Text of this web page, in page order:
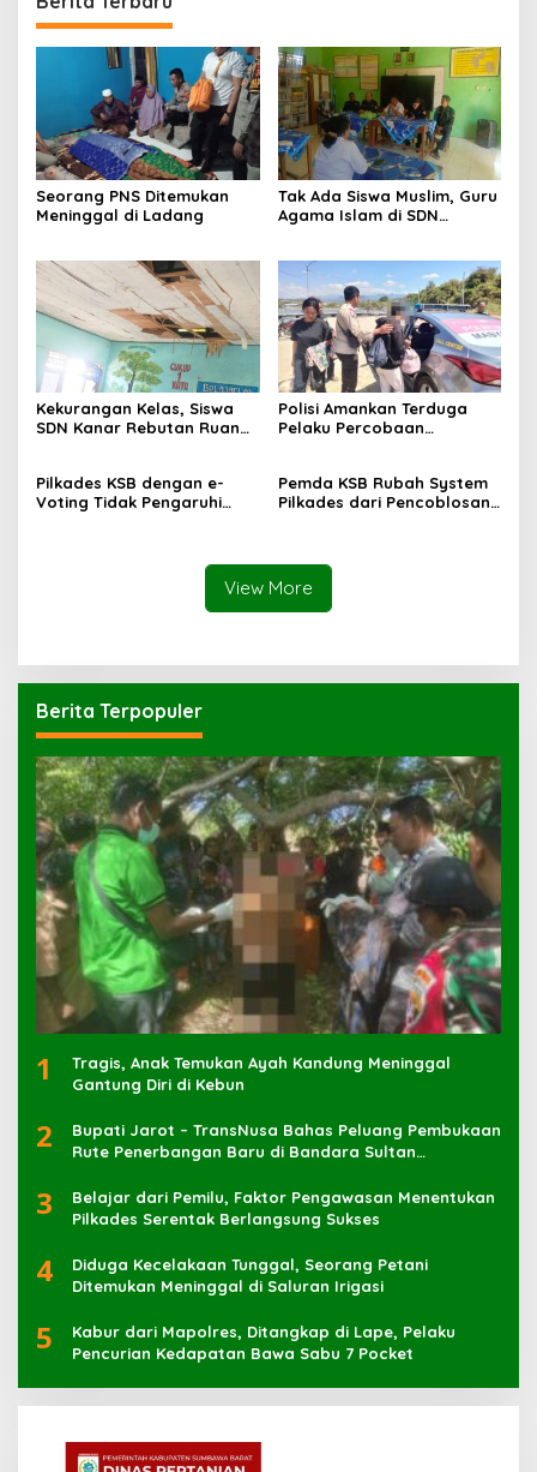
Seorang PNS Ditemukan
Meninggal di Ladang
Tak Ada Siswa Muslim, Guru
Agama Islam di SDN
Kekurangan Kelas, Siswa
SDN Kanar Rebutan Ruang
Polisi Amankan Terduga
Pelaku Percobaan
Pilkades KSB dengan e-
Voting Tidak Pengaruhi
Pemda KSB Rubah System
Pilkades dari Pencoblosan
View More
Berita Terpopuler
1
Tragis, Anak Temukan Ayah Kandung Meninggal
Gantung Diri di Kebun
2
Bupati Jarot – TransNusa Bahas Peluang Pembukaan
Rute Penerbangan Baru di Bandara Sultan
3
Belajar dari Pemilu, Faktor Pengawasan Menentukan
Pilkades Serentak Berlangsung Sukses
4
Diduga Kecelakaan Tunggal, Seorang Petani
Ditemukan Meninggal di Saluran Irigasi
5
Kabur dari Mapolres, Ditangkap di Lape, Pelaku
Pencurian Kedapatan Bawa Sabu 7 Pocket